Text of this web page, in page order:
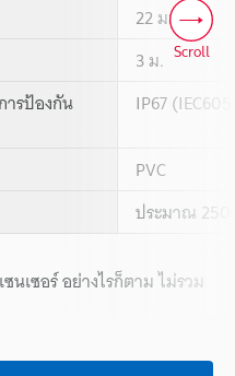
22 มม.
3 ม.
ารป้องกัน IP67
PVC
ประมาณ 250
เซอร์ อย่างไรก็ตาม ไม่รวม
Scroll